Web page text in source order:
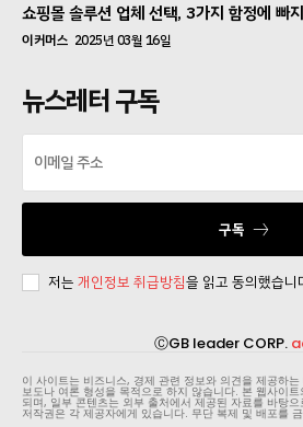
쇼핑몰 솔루션 업체 선택, 3가지 함정에 빠
이커머스 2025년 03월 16일
뉴스레터 구독
구독
저는 개인정보 취급방침을 읽고 동의했습니
ⒸGB leader CORP.
이 사이트는 비즈니스, 경제 관련 정보와 의견을 제공하
보도나 여론 형성을 목적으로 하지 않습니다. 본 웹사이
되며, 일부 콘텐츠는 외부 출처에서 제공된 자료를 바탕
저작권은 각 제공자에게 있습니다. 무단 복제 및 배포를